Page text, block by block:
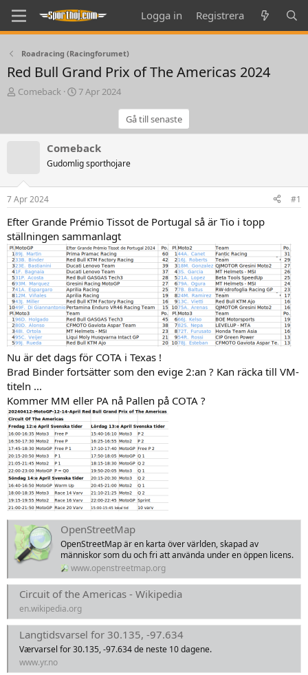
Logga in Registrera
Roadracing (Racingforumet)
Red Bull Grand Prix of The Americas 2024
T
a
r
e
r
Comeback
S
d
a
e
7 Apr 2024
Gå till senaste
Comeback
Gudomlig sporthojare
7 Apr 2024 #1
Efter Grande Prémio Tissot de Portugal så är Tio i topp
ställningen sammanlagt
Nu är det dags för COTA i Texas !
Brad Binder fortsätter som den evige 2:an ? Kan räcka till VM-
titeln ...
Kommer MM eller PA nå Pallen på COTA ?
OpenStreetMap
OpenStreetMap är en karta över världen, skapad av
människor som du och fri att använda under en öppen licens.
www.openstreetmap.org
Circuit of the Americas - Wikipedia
en.wikipedia.org
Langtidsvarsel for 30.135, -97.634
Værvarsel for 30.135, -97.634 de neste 10 dagene.
www.yr.no